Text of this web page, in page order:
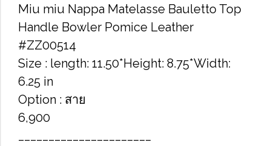
Miu miu Nappa Matelasse Bauletto Top
Handle Bowler Pomice Leather
#ZZ00514
Size : length: 11.50*Height: 8.75*Width:
6.25 in
Option : สาย
6,900